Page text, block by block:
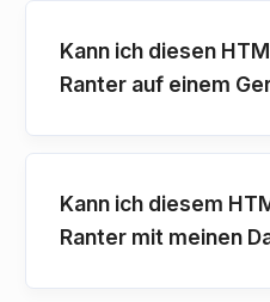
Kann ich diesen
Ranter auf einem
Kann ich diesem
Ranter mit meinen